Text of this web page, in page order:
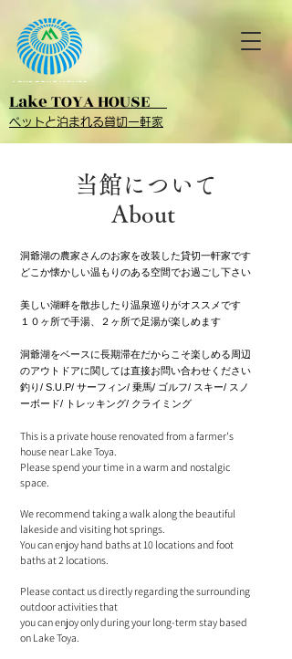
Lake TOYA HOUSE
ペットと泊まれる貸切一軒家
当館について
About
洞爺湖の農家さんのお家を改装した貸切一軒家です
どこか懐かしい温もりのある空間でお過ごし下さい
美しい湖畔を散歩したり温泉巡りがオススメです
１０ヶ所で手湯、２ヶ所で足湯が楽しめます
洞爺湖をベースに長期滞在だからこそ楽しめる周辺
のアウトドアに関しては直接お問い合わせください
釣り/ S.U.P/ サーフィン/ 乗馬/ ゴルフ/ スキー/ スノ
ーボード/ トレッキング/ クライミング
This is a private house renovated from a farmer's
house near Lake Toya.
Please spend your time in a warm and nostalgic
space.
We recommend taking a walk along the beautiful
lakeside and visiting hot springs.
You can enjoy hand baths at 10 locations and foot
baths at 2 locations.
Please contact us directly regarding the surrounding
outdoor activities that
you can enjoy only during your long-term stay based
on Lake Toya.